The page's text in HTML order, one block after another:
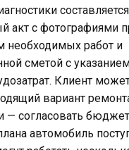
акт с фотографиями
необходимых работ и
сметой с
Клиент
вариант
— согласовать
автомобиль